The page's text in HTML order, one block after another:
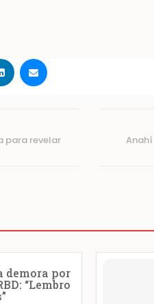
para revelar
demora por
“Lembro